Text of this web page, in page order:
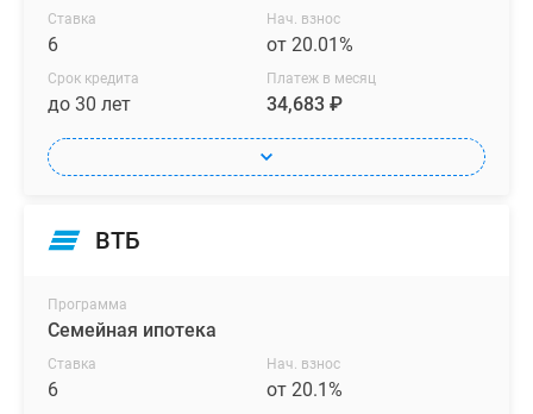
Ставка
6
Нач. взнос
от 20.01%
Срок кредита
до 30 лет
Платеж в месяц
34,683 ₽
ВТБ
Программа
Семейная ипотека
Ставка
6
Нач. взнос
от 20.1%